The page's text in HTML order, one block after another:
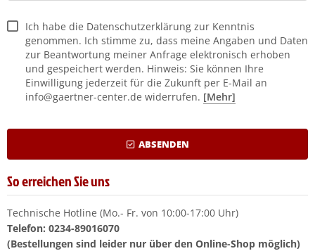
Ich habe die Datenschutzerklärung zur Kenntnis
genommen. Ich stimme zu, dass meine Angaben und Daten
zur Beantwortung meiner Anfrage elektronisch erhoben
und gespeichert werden. Hinweis: Sie können Ihre
Einwilligung jederzeit für die Zukunft per E-Mail an
info@gaertner-center.de widerrufen. [Mehr]
ABSENDEN
So erreichen Sie uns
Technische Hotline (Mo.- Fr. von 10:00-17:00 Uhr)
Telefon: 0234-89016070
(Bestellungen sind leider nur über den Online-Shop möglich)
Nr. 30 (19)
Nr. 31 (20)
Nr. 32 (13)
Nr. 100 (29)
Nr. 160L (11)
Nr. 160S (10)